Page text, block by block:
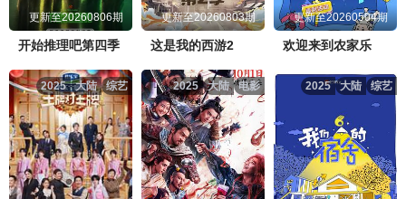
更新至20260806期
开始推理吧第四季
更新至20260803期
这是我的西游2
更新至20260504期
欢迎来到农家乐
综艺
大陆
2025 电影
大陆
2025 综艺
大陆
2025